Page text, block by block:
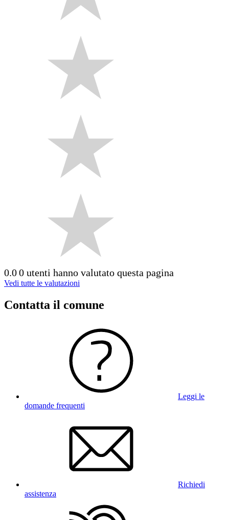
0.00 utenti hanno valutato questa pagina
Vedi tutte le valutazioni
Contatta il comune
Leggi le
domande frequenti
Richiedi
assistenza